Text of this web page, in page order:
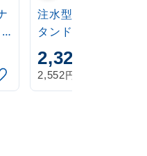
注水型マルチのぼりス
タンド 20L
2,320
2,552円